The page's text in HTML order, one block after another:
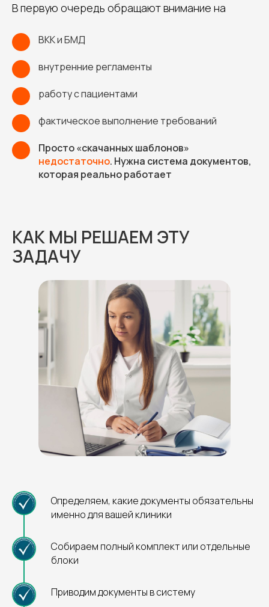
В первую очередь обращают внимание на
ВКК и БМД
внутренние регламенты
работу с пациентами
фактическое выполнение требований
Просто «скачанных шаблонов»
недостаточно. Нужна система документов,
которая реально работает
КАК МЫ РЕШАЕМ ЭТУ
ЗАДАЧУ
Определяем, какие документы обязательны
именно для вашей клиники
Собираем полный комплект или отдельные
блоки
Приводим документы в систему